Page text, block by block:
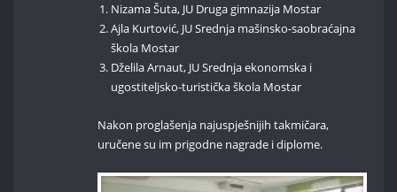
Nizama Šuta, JU Druga gimnazija Mostar
Ajla Kurtović, JU Srednja mašinsko-saobraćajna
škola Mostar
Dželila Arnaut, JU Srednja ekonomska i
ugostiteljsko-turistička škola Mostar
Nakon proglašenja najuspješnijih takmičara,
uručene su im prigodne nagrade i diplome.